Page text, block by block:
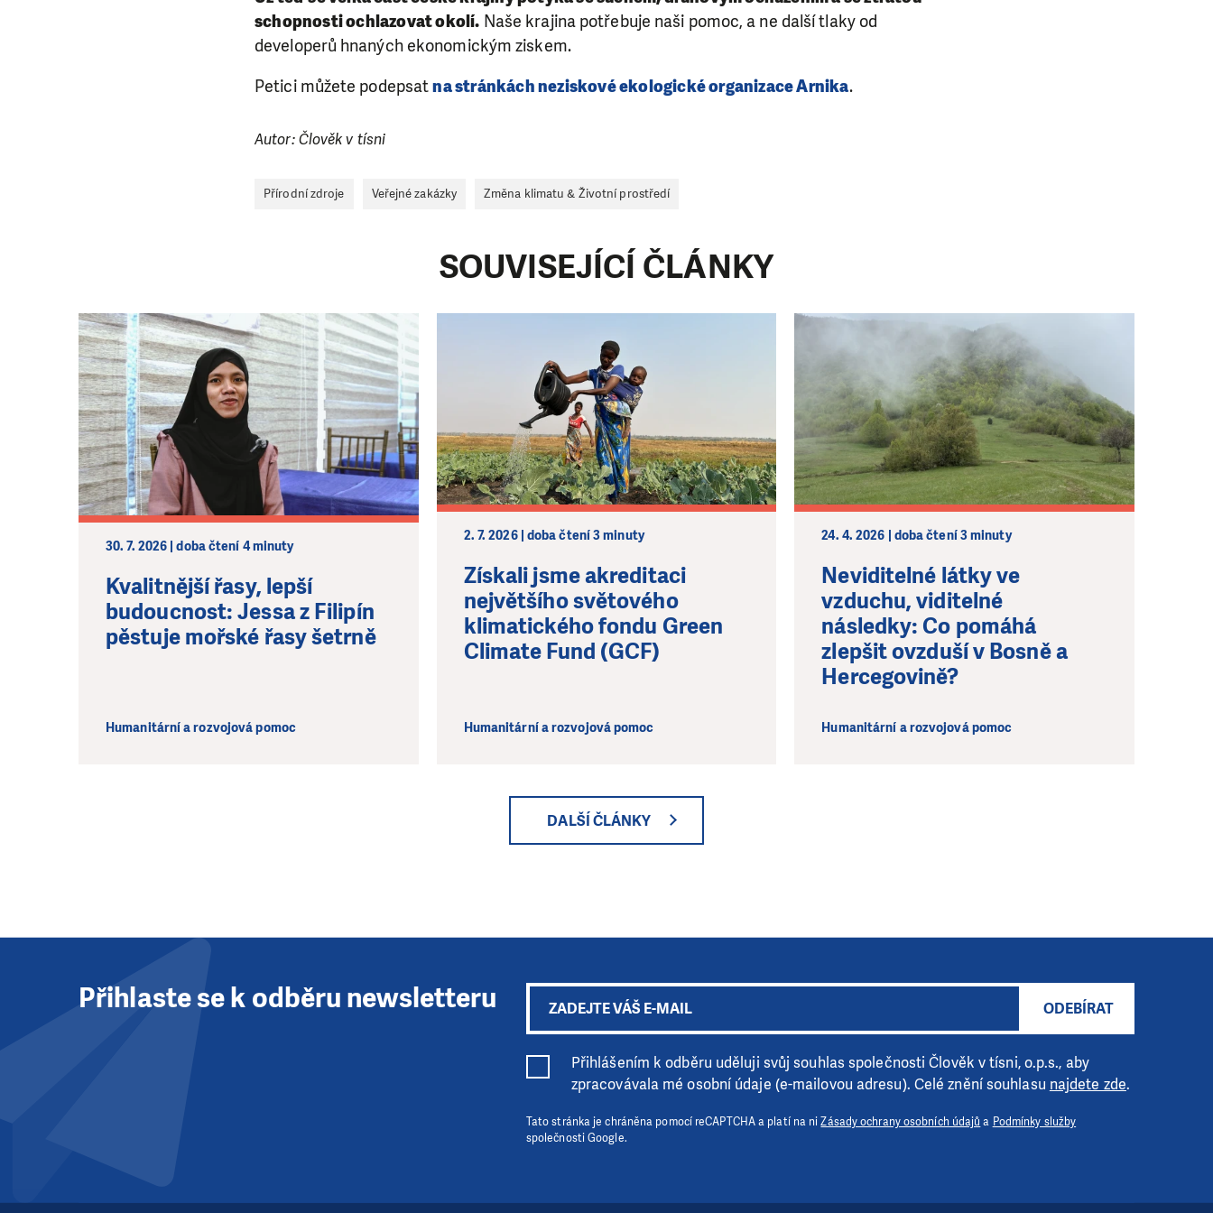
schopnosti ochlazovat okolí. Naše krajina potřebuje naši pomoc, a ne další tlaky od
developerů hnaných ekonomickým ziskem.
Petici můžete podepsatna stránkách neziskové ekologické organizace Arnika.
Autor: Člověk v tísni
Přírodní zdroje Veřejné zakázky Změna klimatu & Životní prostředí
SOUVISEJÍCÍ ČLÁNKY
30. 7. 2026 | doba čtení 4 minuty
Kvalitnější řasy, lepší
budoucnost: Jessa z Filipín
pěstuje mořské řasy šetrně
Humanitární a rozvojová pomoc
2. 7. 2026 | doba čtení 3 minuty
Získali jsme akreditaci
největšího světového
klimatického fondu Green
Climate Fund (GCF)
Humanitární a rozvojová pomoc
24. 4. 2026 | doba čtení 3 minuty
Neviditelné látky ve
vzduchu, viditelné
následky: Co pomáhá
zlepšit ovzduší v Bosně a
Hercegovině?
Humanitární a rozvojová pomoc
DALŠÍ ČLÁNKY
Přihlaste se k odběru newsletteru ODEBÍRAT
Přihlášením k odběru uděluji svůj souhlas společnosti Člověk v tísni, o.p.s., aby
zpracovávala mé osobní údaje (e-mailovou adresu). Celé znění souhlasu najdete zde.
Tato stránka je chráněna pomocí reCAPTCHA a platí na niZásady ochrany osobních údajů a Podmínky služby
společnosti Google.